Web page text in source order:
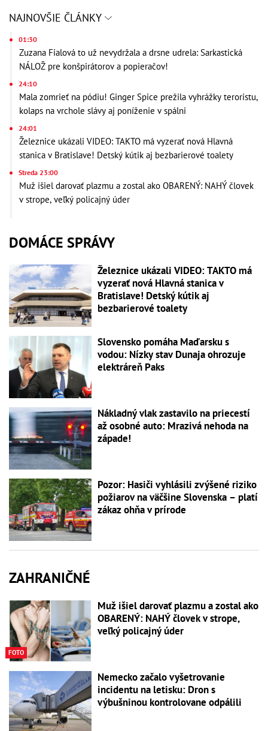
NAJNOVŠIE ČLÁNKY
01:30
Zuzana Fialová to už nevydržala a drsne udrela: Sarkastická
NÁLOŽ pre konšpirátorov a popieračov!
24:10
Mala zomrieť na pódiu! Ginger Spice prežila vyhrážky teroristu,
kolaps na vrchole slávy aj poníženie v spálni
24:01
Železnice ukázali VIDEO: TAKTO má vyzerať nová Hlavná
stanica v Bratislave! Detský kútik aj bezbarierové toalety
Streda 23:00
Muž išiel darovať plazmu a zostal ako OBARENÝ: NAHÝ človek
v strope, veľký policajný úder
DOMÁCE SPRÁVY
Železnice ukázali VIDEO: TAKTO má
vyzerať nová Hlavná stanica v
Bratislave! Detský kútik aj
bezbarierové toalety
Slovensko pomáha Maďarsku s
vodou: Nízky stav Dunaja ohrozuje
elektráreň Paks
Nákladný vlak zastavilo na priecestí
až osobné auto: Mrazivá nehoda na
západe!
Pozor: Hasiči vyhlásili zvýšené riziko
požiarov na väčšine Slovenska – platí
zákaz ohňa v prírode
ZAHRANIČNÉ
FOTO
Muž išiel darovať plazmu a zostal ako
OBARENÝ: NAHÝ človek v strope,
veľký policajný úder
Nemecko začalo vyšetrovanie
incidentu na letisku: Dron s
výbušninou kontrolovane odpálili